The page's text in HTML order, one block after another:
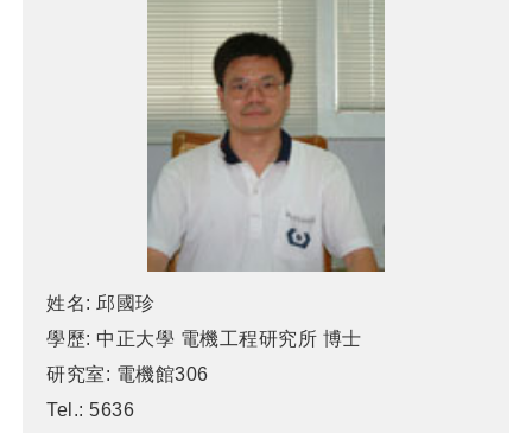
姓名: 邱國珍
學歷: 中正大學 電機工程研究所 博士
研究室: 電機館306
Tel.: 5636